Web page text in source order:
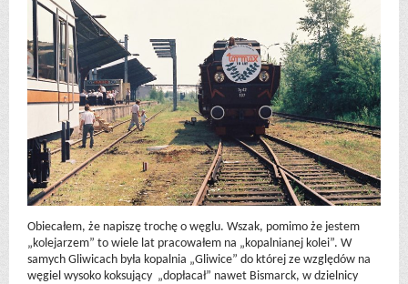
Obiecałem, że napiszę trochę o węglu. Wszak, pomimo że jestem
„kolejarzem” to wiele lat pracowałem na „kopalnianej kolei”. W
samych Gliwicach była kopalnia „Gliwice” do której ze względów na
węgiel wysoko koksujący „dopłacał” nawet Bismarck, w dzielnicy